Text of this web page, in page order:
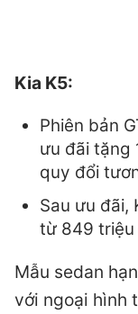
Kia K5:
Phiên bản
ưu đãi tặng
quy đổi
Sau ưu đãi,
từ 849 triệu
Mẫu sedan
với ngoại hình